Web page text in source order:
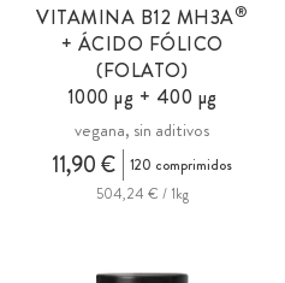
VITAMINA B12 MH3A®
+ ÁCIDO FÓLICO
(FOLATO)
1000 µg + 400 µg
vegana, sin aditivos
11,90 €
120 comprimidos
504,24 € / 1kg